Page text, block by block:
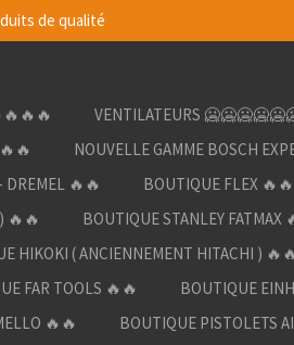
de qualité
VENTILATEURS
NOUVELLE GAMME BOSCH
DREMEL 🔥🔥
BOUTIQUE FLEX 🔥🔥
🔥🔥
BOUTIQUE STANLEY FATMAX
HIKOKI ( ANCIENNEMENT HITACHI ) 🔥🔥
FAR TOOLS 🔥🔥
BOUTIQUE
🔥🔥
BOUTIQUE PISTOLETS